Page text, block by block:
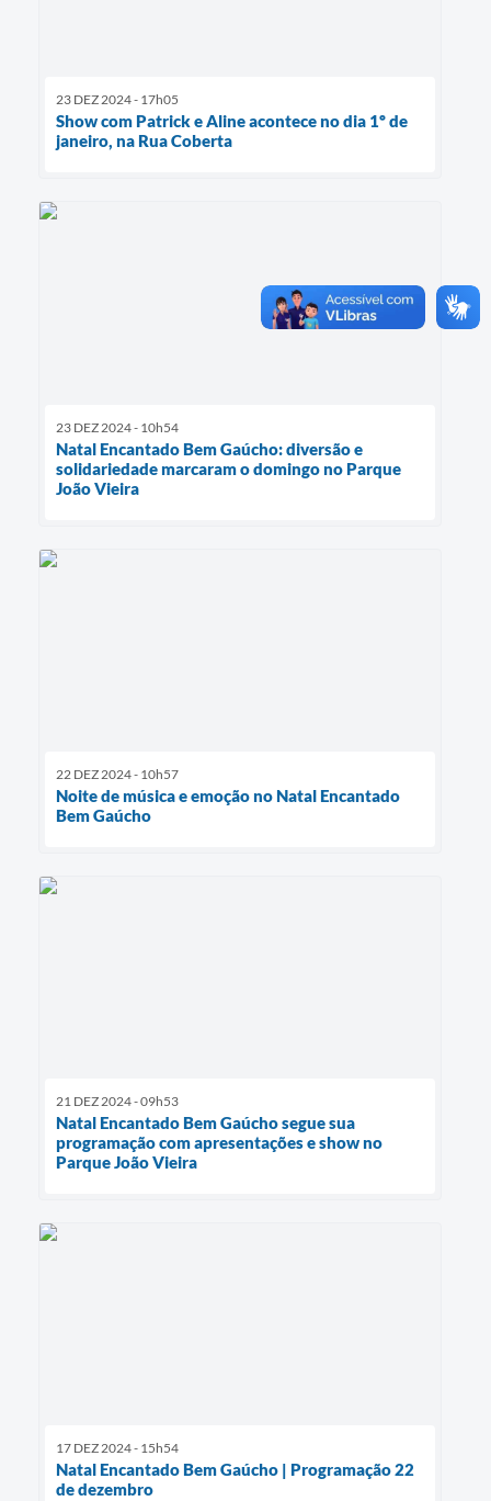
23 DEZ 2024 - 17h05
Show com Patrick e Aline acontece no dia 1º de
janeiro, na Rua Coberta
23 DEZ 2024 - 10h54
Natal Encantado Bem Gaúcho: diversão e
solidariedade marcaram o domingo no Parque
João Vieira
22 DEZ 2024 - 10h57
Noite de música e emoção no Natal Encantado
Bem Gaúcho
21 DEZ 2024 - 09h53
Natal Encantado Bem Gaúcho segue sua
programação com apresentações e show no
Parque João Vieira
17 DEZ 2024 - 15h54
Natal Encantado Bem Gaúcho | Programação 22
de dezembro